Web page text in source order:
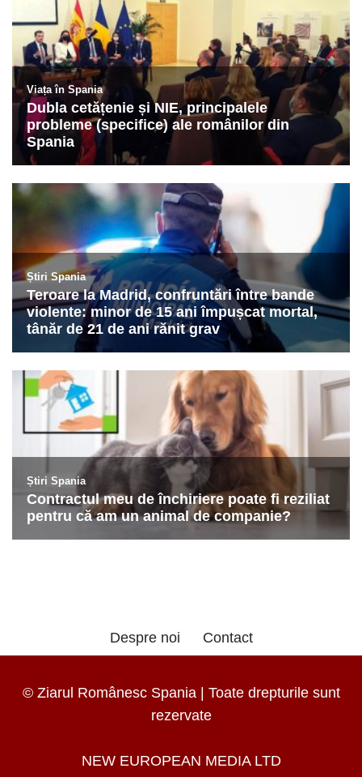
Despre noi Contact
© Ziarul Românesc Spania | Toate drepturile sunt
rezervate
NEW EUROPEAN MEDIA LTD